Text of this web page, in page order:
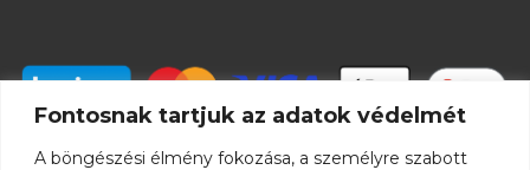
Fontosnak tartjuk az adatok védelmét
A böngészési élmény fokozása, a személyre szabott